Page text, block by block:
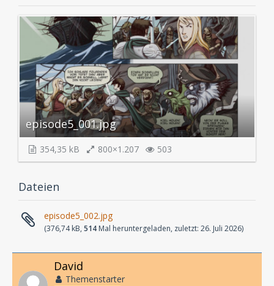
episode5_001.jpg
354,35 kB 800×1.207 503
Dateien
episode5_002.jpg
(376,74 kB, 514 Mal heruntergeladen, zuletzt: 26. Juli 2026)
David
Themenstarter